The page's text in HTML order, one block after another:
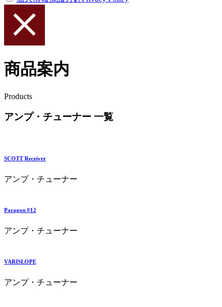
商品案内
Products
アンプ・チューナー 一覧
SCOTT Receiver
アンプ・チューナー
Paragon #12
アンプ・チューナー
VARISLOPE
アンプ・チューナー